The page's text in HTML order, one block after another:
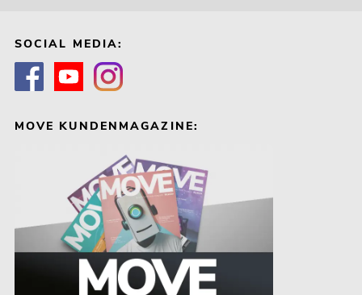
SOCIAL MEDIA:
MOVE KUNDENMAGAZINE: